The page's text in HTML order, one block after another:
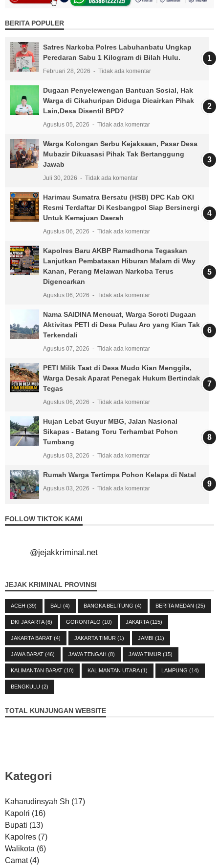
BERITA POPULER
Satres Narkoba Polres Labuhanbatu Ungkap
Peredaran Sabu 1 Kilogram di Bilah Hulu.
Februari 28, 2026 Tidak ada komentar
Dugaan Penyelewengan Bantuan Sosial, Hak
Warga di Cikahuripan Diduga Dicairkan Pihak
Lain,Desa Disentil BPD?
Agustus 05, 2026 Tidak ada komentar
Warga Kolongan Serbu Kejaksaan, Pasar Desa
Mubazir Dikuasasi Pihak Tak Bertanggung
Jawab
Juli 30, 2026 Tidak ada komentar
Harimau Sumatra Bersatu (HSB) DPC Kab OKI
Resmi Terdaftar Di Kesbangpol Siap Bersinergi
Untuk Kemajuan Daerah
Agustus 06, 2026 Tidak ada komentar
Kapolres Baru AKBP Ramadhona Tegaskan
Lanjutkan Pembatasan Hiburan Malam di Way
Kanan, Perang Melawan Narkoba Terus
Digencarkan
Agustus 06, 2026 Tidak ada komentar
Nama SAIDINA Mencuat, Warga Soroti Dugaan
Aktivitas PETI di Desa Pulau Aro yang Kian Tak
Terkendali
Agustus 07, 2026 Tidak ada komentar
PETI Milik Taat di Desa Mudo Kian Menggila,
Warga Desak Aparat Penegak Hukum Bertindak
Tegas
Agustus 06, 2026 Tidak ada komentar
Hujan Lebat Guyur MBG, Jalan Nasional
Sikapas - Batang Toru Terhambat Pohon
Tumbang
Agustus 03, 2026 Tidak ada komentar
Rumah Warga Tertimpa Pohon Kelapa di Natal
Agustus 03, 2026 Tidak ada komentar
FOLLOW TIKTOK KAMI
@jejakkriminal.net
JEJAK KRIMINAL PROVINSI
ACEH (39) BALI (4) BANGKA BELITUNG (4) BERITA MEDAN (25)
DKI JAKARTA(6) GORONTALO (10) JAKARTA(115)
JAKARTA BARAT (4) JAKARTA TIMUR (1) JAMBI (11)
JAWA BARAT (46) JAWA TENGAH (8) JAWA TIMUR (15)
KALIMANTAN BARAT (10) KALIMANTAN UTARA(1) LAMPUNG (14)
BENGKULU (2)
TOTAL KUNJUNGAN WEBSITE
Kategori
Kaharudinsyah Sh (17)
Kapolri (16)
Bupati (13)
Kapolres (7)
Walikota (6)
Camat (4)